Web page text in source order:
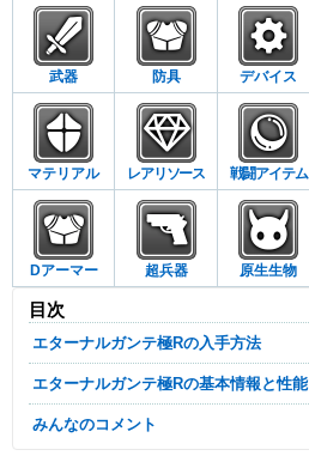
武器 防具 デバイス
マテリアル レアリソース 戦闘アイテム
Dアーマー 超兵器 原生生物
目次
エターナルガンテ極Rの入手方法
エターナルガンテ極Rの基本情報と性能
みんなのコメント